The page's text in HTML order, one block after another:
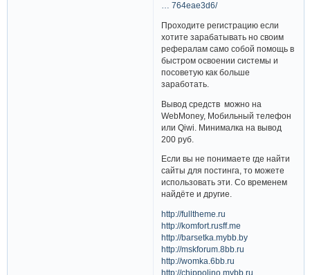
… 764eae3d6/
Проходите регистрацию если
хотите зарабатывать но своим
рефералам само собой помощь в
быстром освоении системы и
посоветую как больше
заработать.
Вывод средств можно на
WebMoney, Мобильный телефон
или Qiwi. Минималка на вывод
200 руб.
Если вы не понимаете где найти
сайты для постинга, то можете
использовать эти. Со временем
найдёте и другие.
http://fulltheme.ru
http://komfort.rusff.me
http://barsetka.mybb.by
http://mskforum.8bb.ru
http://womka.6bb.ru
http://chippolino.mybb.ru